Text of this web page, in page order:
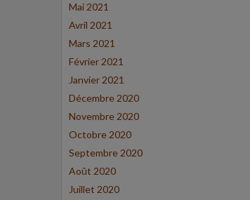
Mai 2021
Avril 2021
Mars 2021
Février 2021
Janvier 2021
Décembre 2020
Novembre 2020
Octobre 2020
Septembre 2020
Août 2020
Juillet 2020